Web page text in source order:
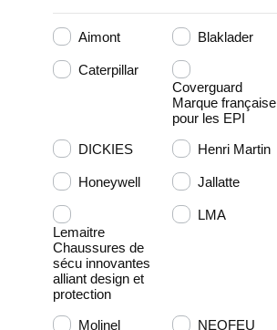
Aimont Blaklader
Caterpillar
Coverguard
Marque française
pour les EPI
DICKIES
Henri Martin
Honeywell Jallatte
Lemaitre
Chaussures de
sécu innovantes
alliant design et
protection
LMA
Molinel NEOFEU